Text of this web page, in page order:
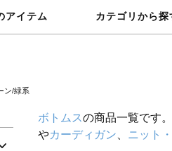
アイテム カテゴリから探
ン/緑系
ボトムスの商品一覧です。
やカーディガン ニット